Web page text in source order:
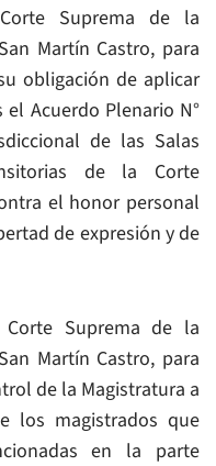
Suprema de la
Martín Castro, para
obligación de aplicar
Acuerdo Plenario N°
de las Salas
de la Corte
el honor personal
de expresión y de
Suprema de la
Martín Castro, para
de la Magistratura a
los magistrados que
en la parte